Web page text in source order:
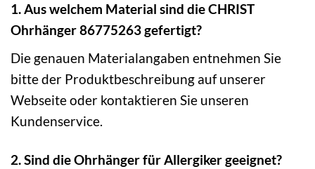
1. Aus welchem Material sind die CHRIST
Ohrhänger 86775263 gefertigt?
Die genauen Materialangaben entnehmen Sie
bitte der Produktbeschreibung auf unserer
Webseite oder kontaktieren Sie unseren
Kundenservice.
2. Sind die Ohrhänger für Allergiker geeignet?